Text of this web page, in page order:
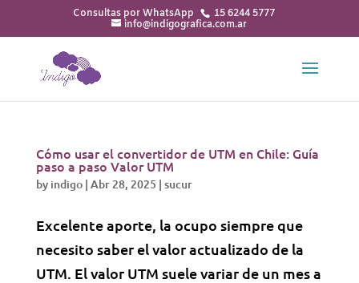
15 6244 5777
info@indigografica.com.ar
Cómo usar el convertidor de UTM en Chile: Guía
paso a paso Valor UTM
by indigo| Abr 28, 2025 | sucur
Excelente aporte, la ocupo siempre que
necesito saber el valor actualizado de la
UTM. El valor UTM suele variar de un mes a